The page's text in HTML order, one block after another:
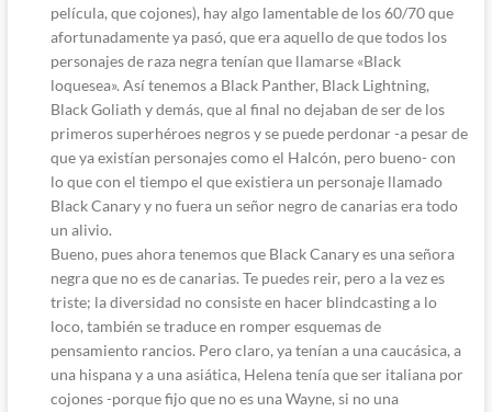
película, que cojones), hay algo lamentable de los 60/70 que
afortunadamente ya pasó, que era aquello de que todos los
personajes de raza negra tenían que llamarse «Black
loquesea». Así tenemos a Black Panther, Black Lightning,
Black Goliath y demás, que al final no dejaban de ser de los
primeros superhéroes negros y se puede perdonar -a pesar de
que ya existían personajes como el Halcón, pero bueno- con
lo que con el tiempo el que existiera un personaje llamado
Black Canary y no fuera un señor negro de canarias era todo
un alivio.
Bueno, pues ahora tenemos que Black Canary es una señora
negra que no es de canarias. Te puedes reir, pero a la vez es
triste; la diversidad no consiste en hacer blindcasting a lo
loco, también se traduce en romper esquemas de
pensamiento rancios. Pero claro, ya tenían a una caucásica, a
una hispana y a una asiática, Helena tenía que ser italiana por
cojones -porque fijo que no es una Wayne, si no una